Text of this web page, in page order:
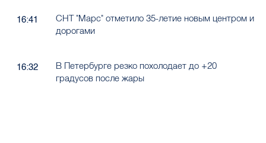
16:41
СНТ "Марс" отметило 35-летие новым центром и
дорогами
16:32
В Петербурге резко похолодает до +20
градусов после жары